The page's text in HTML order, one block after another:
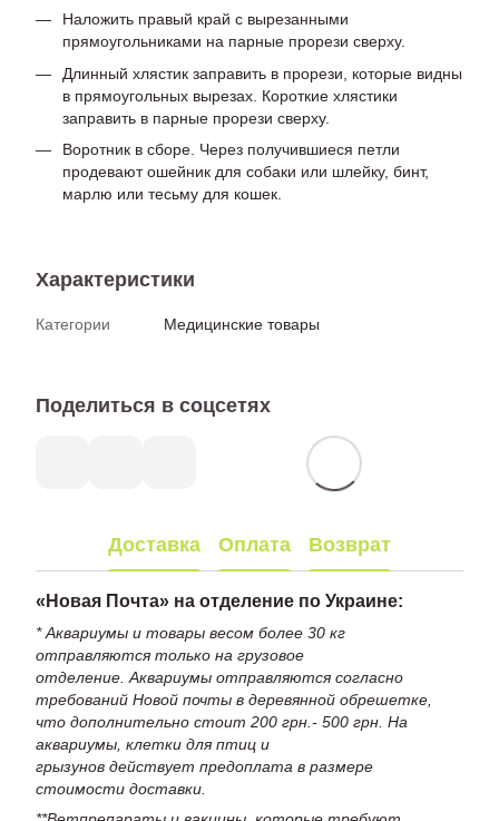
Наложить правый край с вырезанными
прямоугольниками на парные прорези сверху.
Длинный хлястик заправить в прорези, которые видны
в прямоугольных вырезах. Короткие хлястики
заправить в парные прорези сверху.
Воротник в сборе. Через получившиеся петли
продевают ошейник для собаки или шлейку, бинт,
марлю или тесьму для кошек.
Характеристики
Категории Медицинские товары
Поделиться в соцсетях
Доставка Оплата Возврат
« Новая Почта» на отделение по Украине:
* Аквариумы и товары весом более 30 кг
отправляются только на грузовое
отделение. Аквариумы отправляются согласно
требований Новой почты в деревянной обрешетке,
что дополнительно стоит 200 грн.- 500 грн. На
аквариумы, клетки для птиц и
грызунов действует предоплата в размере
стоимости доставки.